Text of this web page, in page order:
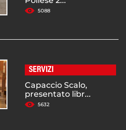
5088
SERVIZI
Capaccio Scalo,
presentato libr...
5632